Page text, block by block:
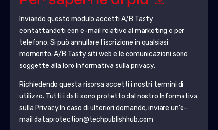
Inviando questo modulo accetti A/B Tasty
contattandoti con e-mail relative al marketing o per
telefono. Si può annullare l'iscrizione in qualsiasi
momento. A/B Tastysiti web e le comunicazioni sono
soggette alla loro Informativa sulla privacy.
Richiedendo questa risorsa accetti i nostri termini di
utilizzo. Tutti i dati sono protetto dal nostro Informativa
sulla Privacy.In caso di ulteriori domande, inviare un'e-
mail dataprotection@techpublishhub.com